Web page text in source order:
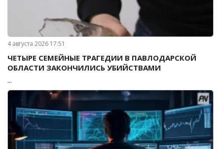
4 августа 2026 17:51
ЧЕТЫРЕ СЕМЕЙНЫЕ ТРАГЕДИИ В ПАВЛОДАРСКОЙ
ОБЛАСТИ ЗАКОНЧИЛИСЬ УБИЙСТВАМИ
...